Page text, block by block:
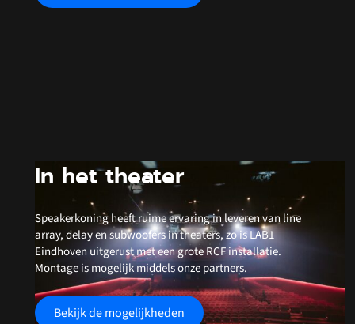
In het theater
Speakerkoning heeft ruime ervaring in leveren van line
array, delay en subwoofers in theaters, zo is LAB1
Eindhoven uitgerust met een grote RCF installatie.
Montage is mogelijk middels onze partners.
Bekijk de mogelijkheden